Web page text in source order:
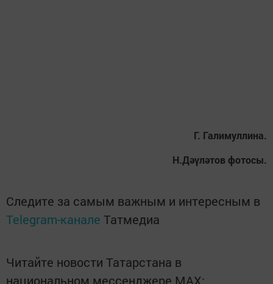
Г. Галимуллина.
Н.Дәүләтов фотосы.
Следите за самым важным и интересным в
Telegram-канале Татмедиа
Читайте новости Татарстана в
национальном мессенджере MАХ: